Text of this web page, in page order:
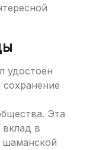
удостоен
Эта
вклад в
шаманской